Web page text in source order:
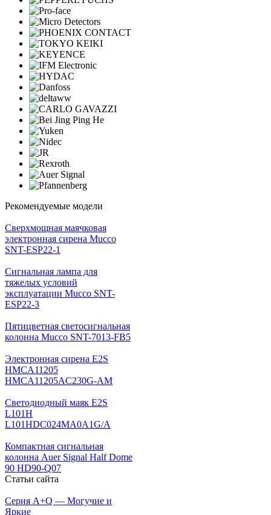
Рекомендуемые модели
Cверхмощная маячковая
электронная сирена Mucco
SNT-ESP22-1
Сигнальная лампа для
тяжелых условий
эксплуатации Mucco SNT-
ESP22-3
Пятицветная светосигнальная
колонна Mucco SNT-7013-FB5
Электронная сирена E2S
HMCA11205
HMCA11205AC230G-AM
Светодиодный маяк E2S
L101H
L101HDC024MA0A1G/A
Компактная сигнальная
колонна Auer Signal Half Dome
90 HD90-Q07
Статьи сайта
Серия A+Q — Могучие и
Яркие